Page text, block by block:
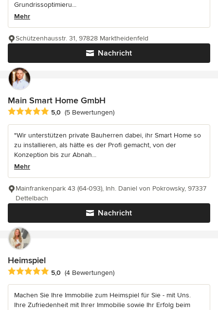
Grundrissoptimieru...
Mehr
Nachricht
Schützenhausstr. 31, 97828 Marktheidenfeld
Main Smart Home GmbH
Durchschnittliche Bewertung: 5 von 5 Sternen
5,0 (5 Bewertungen)
"Wir unterstützen private Bauherren dabei, ihr Smart Home so
zu installieren, als hätte es der Profi gemacht, von der
Konzeption bis zur Abnah...
Mehr
Nachricht
Mainfrankenpark 43 (64-093), Inh. Daniel von Pokrowsky, 97337
Dettelbach
Heimspiel
Durchschnittliche Bewertung: 5 von 5 Sternen
5,0 (4 Bewertungen)
Machen Sie Ihre Immobilie zum Heimspiel für Sie - mit Uns.
Ihre Zufriedenheit mit Ihrer Immobilie sowie Ihr Erfolg beim